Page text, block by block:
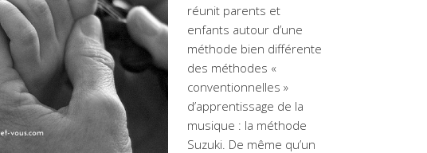
réunit parents et
enfants autour d’une
méthode bien différente
des méthodes «
conventionnelles »
d’apprentissage de la
musique : la méthode
Suzuki. De même qu’un